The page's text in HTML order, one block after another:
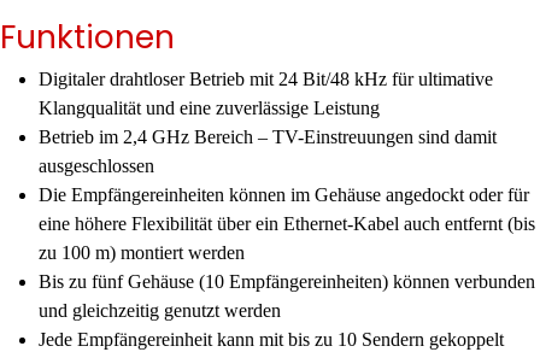
Funktionen
Digitaler drahtloser Betrieb mit 24 Bit/48 kHz für ultimative
Klangqualität und eine zuverlässige Leistung
Betrieb im 2,4 GHz Bereich – TV-Einstreuungen sind damit
ausgeschlossen
Die Empfängereinheiten können im Gehäuse angedockt oder für
eine höhere Flexibilität über ein Ethernet-Kabel auch entfernt (bis
zu 100 m) montiert werden
Bis zu fünf Gehäuse (10 Empfängereinheiten) können verbunden
und gleichzeitig genutzt werden
Jede Empfängereinheit kann mit bis zu 10 Sendern gekoppelt